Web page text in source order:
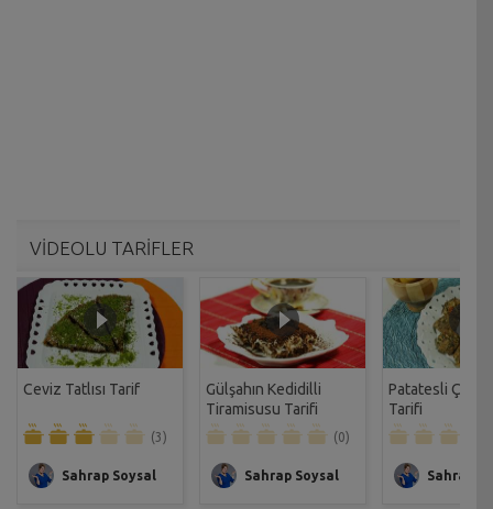
VİDEOLU TARİFLER
Ceviz Tatlısı Tarif
(3)
Sahrap Soysal
Gülşahın Kedidilli
Tiramisusu Tarifi
(0)
Sahrap Soysal
Patatesli Çıtır
Tarifi
Sahrap